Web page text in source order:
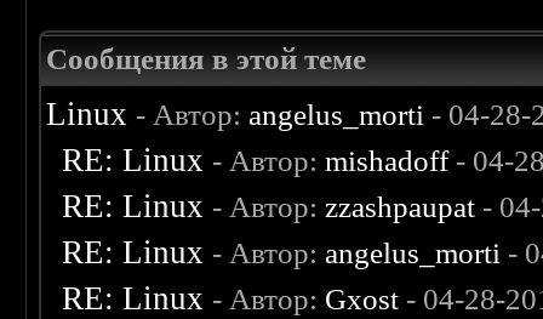
Сообщения в этой теме
Linux - Автор: angelus_morti - 04-28-
RE: Linux - Автор:mishadoff- 04-
RE: Linux - Автор: zzashpaupat -
RE: Linux - Автор: angelus_morti -
RE: Linux - Автор: Gxost - 04-28-